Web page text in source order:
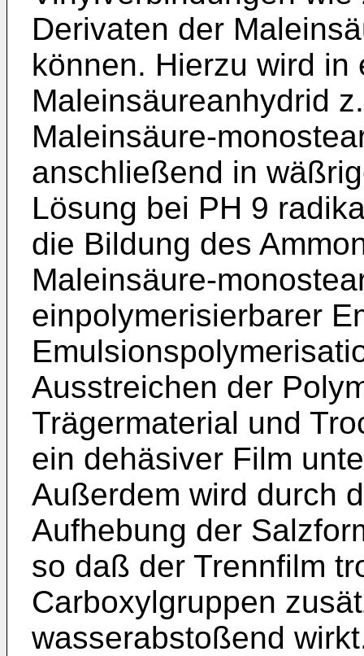
Derivaten der
können. Hierzu wird in
Maleinsäureanhydrid
Maleinsäure-
anschließend in
Lösung bei PH 9
die Bildung des
Maleinsäure-
einpolymerisierbarer
Ausstreichen der
Trägermaterial und
ein dehäsiver Film
Außerdem wird durch
Aufhebung der
so daß der Trennfilm
Carboxylgruppen
wasserabstoßend